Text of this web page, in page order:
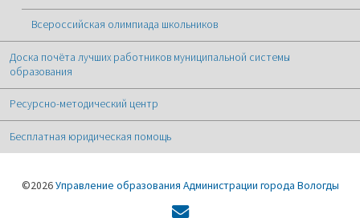
Всероссийская олимпиада школьников
Доска почёта лучших работников муниципальной системы
образования
Ресурсно-методический центр
Бесплатная юридическая помощь
©2026Управление образования Администрации города Вологды
Форма